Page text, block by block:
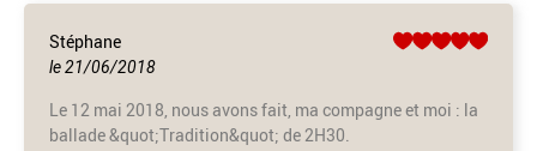
Stéphane
le 21/06/2018
Le 12 mai 2018, nous avons fait, ma compagne et moi : la
ballade &quot;Tradition&quot; de 2H30.